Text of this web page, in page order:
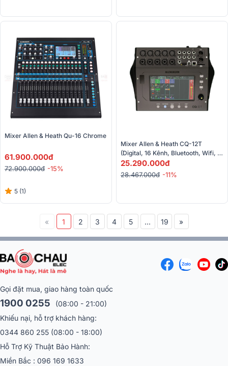
Mixer Allen & Heath Qu-16 Chrome
61.900.000đ
72.900.000đ -15%
5 (1)
Mixer Allen & Heath CQ-12T
(Digital, 16 Kênh, Bluetooth, Wifi,
USB)
25.290.000đ
28.467.000đ -11%
« 1 2 3 4 5 ... 19 »
Gọi đặt mua, giao hàng toàn quốc
1900 0255
(08:00 - 21:00)
Khiếu nại, hỗ trợ khách hàng:
0344 860 255 (08:00 - 18:00)
Hỗ Trợ Kỹ Thuật Bảo Hành:
Miền Bắc : 096 169 1633